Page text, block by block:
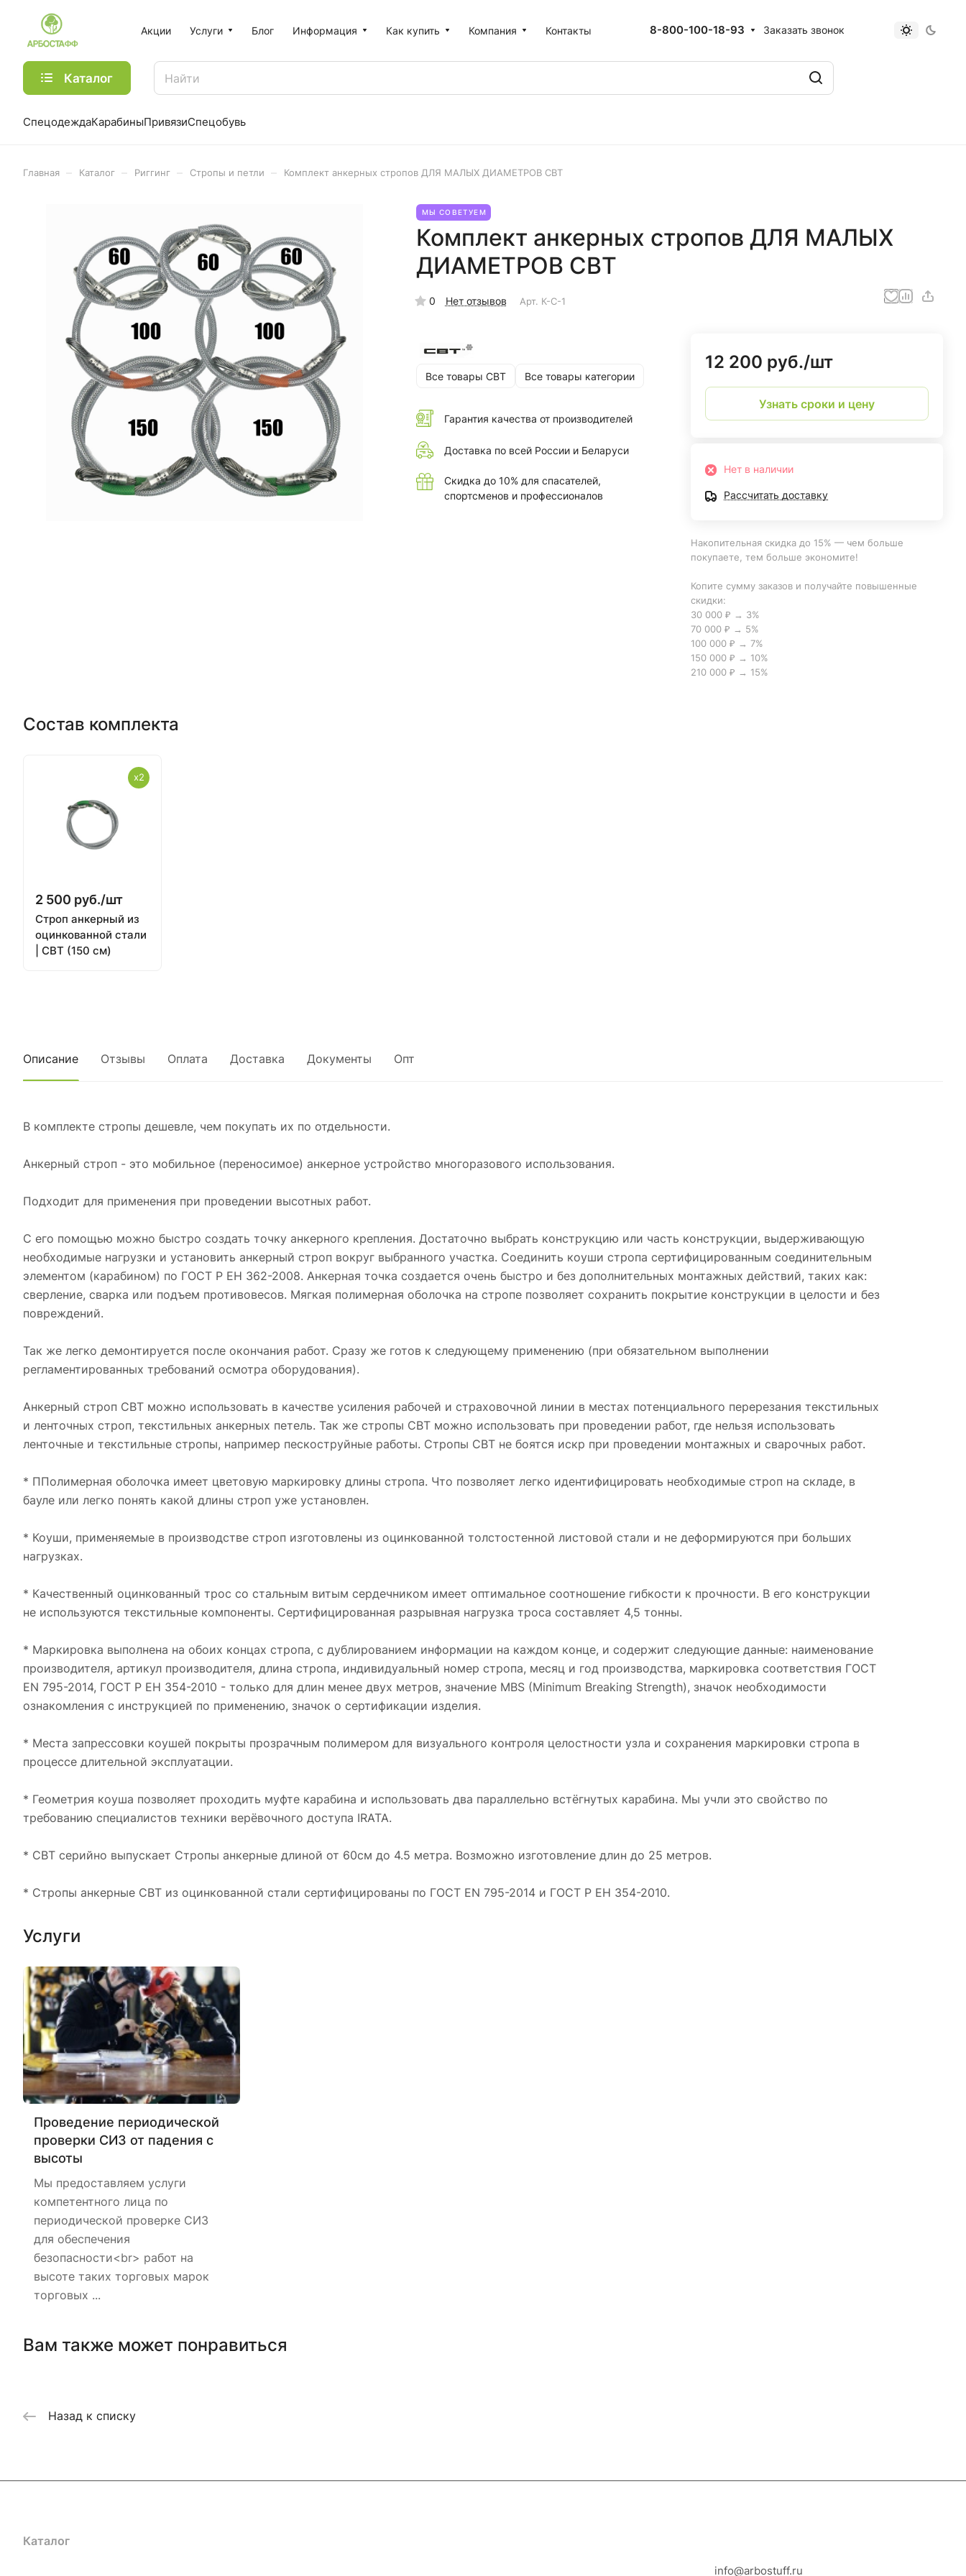
Акции Услуги Блог Информация Как купить Компания Контакты 8-800-100-18-93 Заказать звонок
Каталог
СпецодеждаКарабиныПривязиСпецобувь
Главная Каталог Риггинг Стропы и петли Комплект анкерных стропов ДЛЯ МАЛЫХ ДИАМЕТРОВ СВТ
МЫ СОВЕТУЕМ
Комплект анкерных стропов ДЛЯ МАЛЫХ
ДИАМЕТРОВ СВТ
0 Нет отзывов Арт. К-С-1
Все товары СВТ Все товары категории
Гарантия качества от производителей
Доставка по всей России и Беларуси
Скидка до 10% для спасателей,
спортсменов и профессионалов
12 200 руб./шт
Узнать сроки и цену
Нет в наличии
Рассчитать доставку
Накопительная скидка до 15% — чем больше
покупаете, тем больше экономите!
Копите сумму заказов и получайте повышенные
скидки:
30 000 ₽ → 3%
70 000 ₽ → 5%
100 000 ₽ → 7%
150 000 ₽ → 10%
210 000 ₽ → 15%
Состав комплекта
x2
2 500 руб./шт
Строп анкерный из
оцинкованной стали
| СВТ (150 см)
Описание Отзывы Оплата Доставка Документы Опт
В комплекте стропы дешевле, чем покупать их по отдельности.
Анкерный строп - это мобильное (переносимое) анкерное устройство многоразового использования.
Подходит для применения при проведении высотных работ.
С его помощью можно быстро создать точку анкерного крепления. Достаточно выбрать конструкцию или часть конструкции, выдерживающую
необходимые нагрузки и установить анкерный строп вокруг выбранного участка. Соединить коуши стропа сертифицированным соединительным
элементом (карабином) по ГОСТ Р ЕН 362-2008. Анкерная точка создается очень быстро и без дополнительных монтажных действий, таких как:
сверление, сварка или подъем противовесов. Мягкая полимерная оболочка на стропе позволяет сохранить покрытие конструкции в целости и без
повреждений.
Так же легко демонтируется после окончания работ. Сразу же готов к следующему применению (при обязательном выполнении
регламентированных требований осмотра оборудования).
Анкерный строп СВТ можно использовать в качестве усиления рабочей и страховочной линии в местах потенциального перерезания текстильных
и ленточных строп, текстильных анкерных петель. Так же стропы СВТ можно использовать при проведении работ, где нельзя использовать
ленточные и текстильные стропы, например пескоструйные работы. Стропы СВТ не боятся искр при проведении монтажных и сварочных работ.
* ППолимерная оболочка имеет цветовую маркировку длины стропа. Что позволяет легко идентифицировать необходимые строп на складе, в
бауле или легко понять какой длины строп уже установлен.
* Коуши, применяемые в производстве строп изготовлены из оцинкованной толстостенной листовой стали и не деформируются при больших
нагрузках.
* Качественный оцинкованный трос со стальным витым сердечником имеет оптимальное соотношение гибкости к прочности. В его конструкции
не используются текстильные компоненты. Сертифицированная разрывная нагрузка троса составляет 4,5 тонны.
* Маркировка выполнена на обоих концах стропа, с дублированием информации на каждом конце, и содержит следующие данные: наименование
производителя, артикул производителя, длина стропа, индивидуальный номер стропа, месяц и год производства, маркировка соответствия ГОСТ
EN 795-2014, ГОСТ Р ЕН 354-2010 - только для длин менее двух метров, значение MBS (Minimum Breaking Strength), значок необходимости
ознакомления с инструкцией по применению, значок о сертификации изделия.
* Места запрессовки коушей покрыты прозрачным полимером для визуального контроля целостности узла и сохранения маркировки стропа в
процессе длительной эксплуатации.
* Геометрия коуша позволяет проходить муфте карабина и использовать два параллельно встёгнутых карабина. Мы учли это свойство по
требованию специалистов техники верёвочного доступа IRATA.
* СВТ серийно выпускает Стропы анкерные длиной от 60см до 4.5 метра. Возможно изготовление длин до 25 метров.
* Стропы анкерные СВТ из оцинкованной стали сертифицированы по ГОСТ EN 795-2014 и ГОСТ Р ЕН 354-2010.
Услуги
Проведение периодической
проверки СИЗ от падения с
высоты
Мы предоставляем услуги
компетентного лица по
периодической проверке СИЗ
для обеспечения
безопасности<br> работ на
высоте таких торговых марок
торговых ...
Вам также может понравиться
Назад к списку
Каталог
info@arbostuff.ru